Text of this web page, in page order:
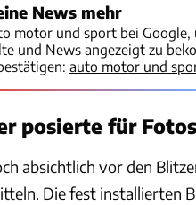
News mehr
motor und sport bei
und News angezeigt zu
auto motor und
posierte für Fotos
absichtlich vor den
Die fest installierten